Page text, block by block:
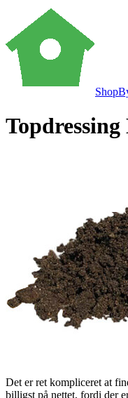
Det er ret kompliceret at
billigst på nettet, fordi der